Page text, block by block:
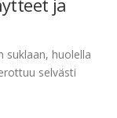
suklaan, huolella
selvästi